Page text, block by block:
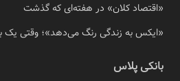
«اقتصاد کلان» در هفته‌ای که گذشت
«ایکس به زندگی رنگ می‌دهد»؛ وقتی یک
بانکی پلاس